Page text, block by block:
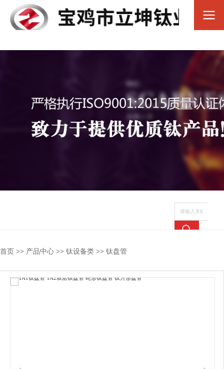
热搜关键词： TC4钛合金 钛合金棒 钛合金管
首页 >> 产品中心 >> 钛设备类 >> 钛盘管